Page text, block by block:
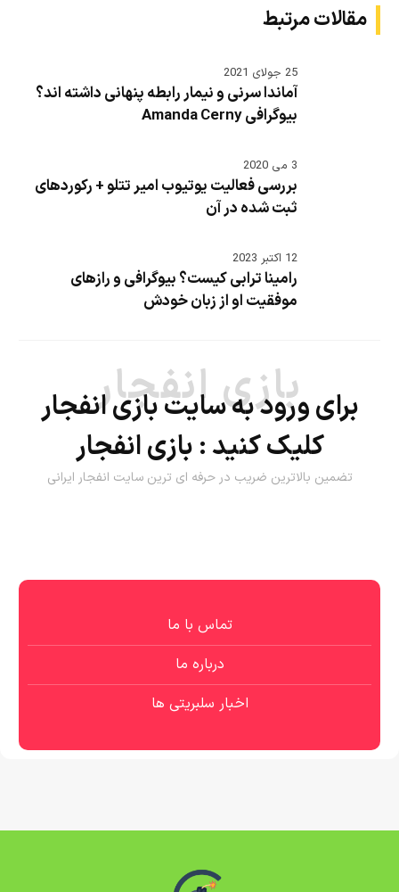
مقالات مرتبط
25 جولای 2021
آماندا سرنی و نیمار رابطه پنهانی داشته اند؟
بیوگرافی Amanda Cerny
3 می 2020
بررسی فعالیت یوتیوب امیر تتلو + رکوردهای
ثبت شده در آن
12 اکتبر 2023
رامینا ترابی کیست؟ بیوگرافی و رازهای
موفقیت او از زبان خودش
بازی انفجار
برای ورود به سایت بازی انفجار
کلیک کنید : بازی انفجار
تضمین بالاترین ضریب در حرفه ای ترین سایت انفجار ایرانی
تماس با ما
درباره ما
اخبار سلبریتی ها